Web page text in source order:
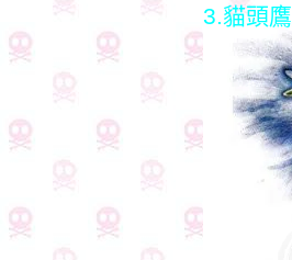
3.貓頭鷹